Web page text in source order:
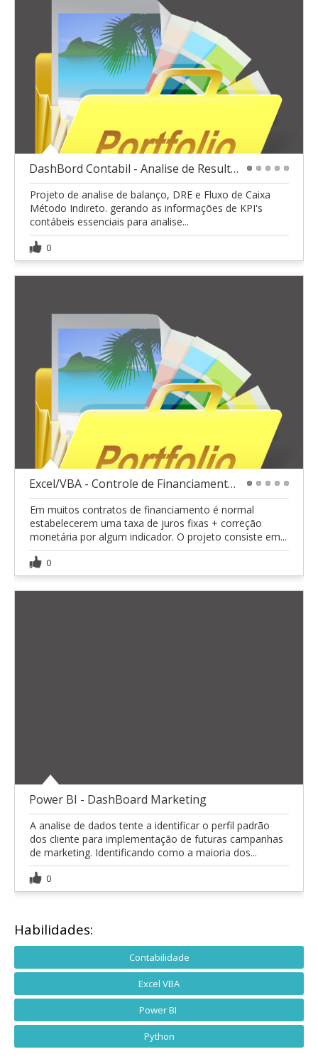
DashBord Contabil - Analise de Resultado
Projeto de analise de balanço, DRE e Fluxo de Caixa
Método Indireto. gerando as informações de KPI's
contábeis essenciais para analise...
0
Excel/VBA - Controle de Financiamento Tabela PRICE
Em muitos contratos de financiamento é normal
estabelecerem uma taxa de juros fixas + correção
monetária por algum indicador. O projeto consiste em...
0
Power BI - DashBoard Marketing
A analise de dados tente a identificar o perfil padrão
dos cliente para implementação de futuras campanhas
de marketing. Identificando como a maioria dos...
0
Habilidades:
Contabilidade
Excel VBA
Power BI
Python